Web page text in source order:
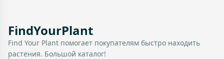
FindYourPlant
Find Your Plant помогает покупателям быстро находить
растения. Большой каталог!